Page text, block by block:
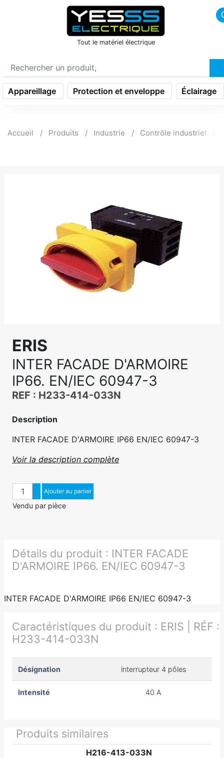
icon menu burger
Tout le matériel électrique
Appareillage Protection et enveloppe Éclairage
Accueil Produits Industrie Contrôle industriel
ERIS
INTER FACADE D'ARMOIRE
IP66. EN/IEC 60947-3
REF : H233-414-033N
Description
INTER FACADE D'ARMOIRE IP66 EN/IEC 60947-3
Voir la description complète
QuantitéAugmenter quantité
Diminuer quantité
Ajouter au panier
Vendu par pièce
Détails du produit : INTER FACADE
D'ARMOIRE IP66. EN/IEC 60947-3
INTER FACADE D'ARMOIRE IP66 EN/IEC 60947-3
Caractéristiques du produit : ERIS | RÉF :
H233-414-033N
Désignation interrupteur 4 pôles
Intensité 40 A
Produits similaires
H216-413-033N